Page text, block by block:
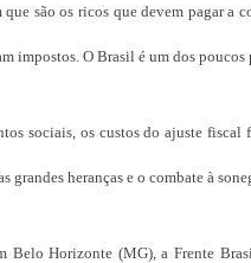
são os ricos que devem pagar a
impostos. O Brasil é um dos
sociais, os custos do ajuste
grandes heranças e o combate à
Belo Horizonte (MG), a Frente